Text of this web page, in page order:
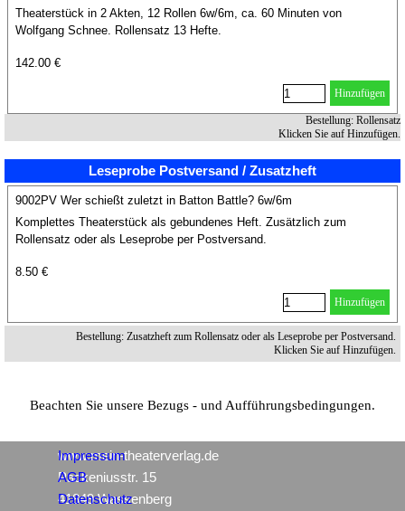
Theaterstück in 2 Akten, 12 Rollen 6w/6m, ca. 60 Minuten von
Wolfgang Schnee. Rollensatz 13 Hefte.
142.00 €
Hinzufügen
Bestellung: Rollensatz
Klicken Sie auf Hinzufügen.
Leseprobe Postversand / Zusatzheft
9002PV Wer schießt zuletzt in Batton Battle? 6w/6m
Komplettes Theaterstück als gebundenes Heft. Zusätzlich zum
Rollensatz oder als Leseprobe per Postversand.
8.50 €
Hinzufügen
Bestellung: Zusatzheft zum Rollensatz oder als Leseprobe per Postversand.
Klicken Sie auf Hinzufügen.
Beachten Sie unsere Bezugs - und Aufführungsbedingungen.
www.mein-theaterverlag.de
Packeniusstr. 15
41849 Wassenberg
Impressum
AGB
Datenschutz